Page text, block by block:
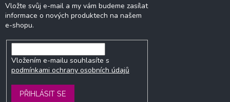
Vložte svůj e-mail a my vám budeme zasílat
informace o nových produktech na našem
e-shopu.
Vložením e-mailu souhlasíte s
podmínkami ochrany osobních údajů
PŘIHLÁSIT SE